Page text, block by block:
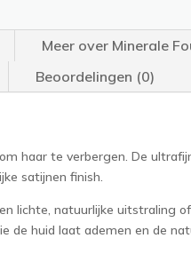
Meer over Minerale
Beoordelingen (0)
haar te verbergen. De
satijnen finish.
lichte, natuurlijke uitstraling
de huid laat ademen en de